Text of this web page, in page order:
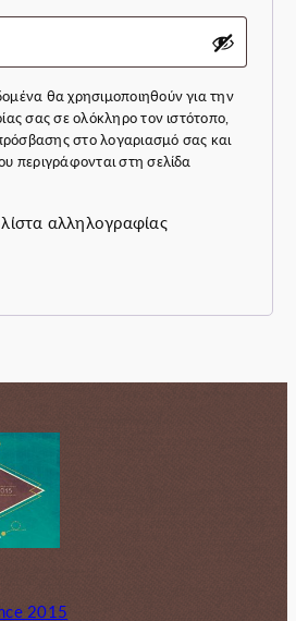
θα χρησιμοποιηθούν για την
σας σε ολόκληρο τον ιστότοπο,
στο λογαριασμό σας και
περιγράφονται στη σελίδα
αλληλογραφίας
2015